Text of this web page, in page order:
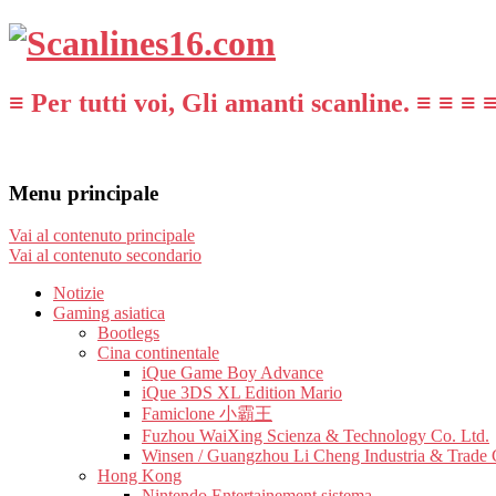
≡ Per tutti voi, Gli amanti scanline. ≡ ≡ ≡ ≡
Menu principale
Vai al contenuto principale
Vai al contenuto secondario
Notizie
Gaming asiatica
Bootlegs
Cina continentale
iQue Game Boy Advance
iQue 3DS XL Edition Mario
Famiclone 小霸王
Fuzhou WaiXing Scienza & Technology Co. Ltd.
Winsen / Guangzhou Li Cheng Industria & Trade
Hong Kong